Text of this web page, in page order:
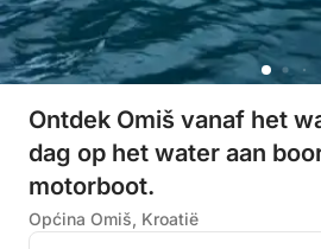
Ontdek Omiš vanaf het
dag op het water aan
motorboot.
Općina Omiš, Kroatië